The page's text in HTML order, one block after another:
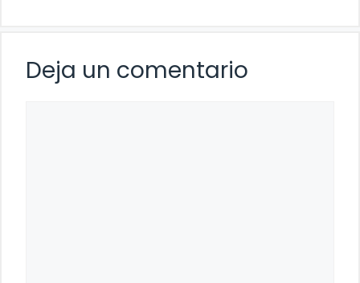
Deja un comentario